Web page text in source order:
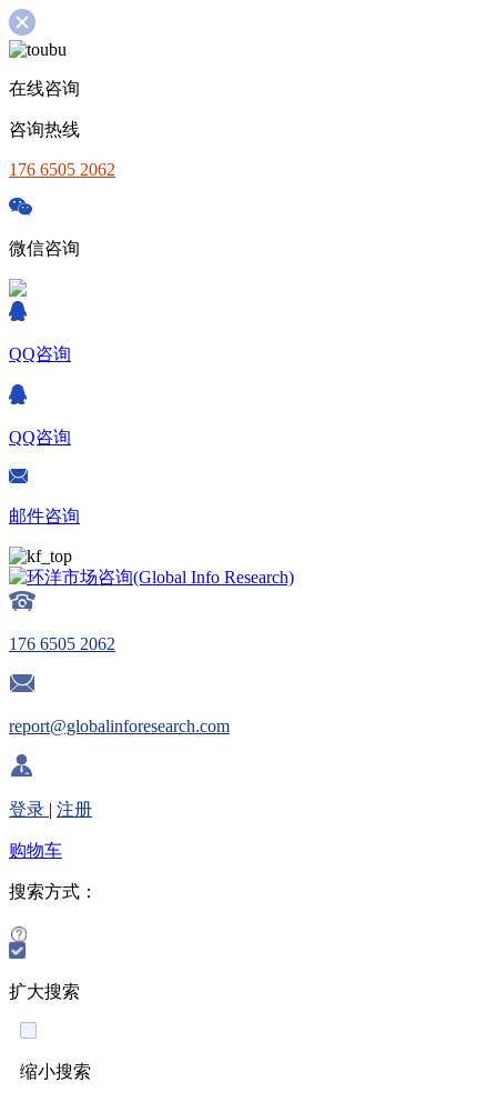
在线咨询
咨询热线
176 6505 2062
微信咨询
QQ咨询
QQ咨询
邮件咨询
176 6505 2062
report@globalinforesearch.com
登录 | 注册
购物车
搜索方式：
扩大搜索
缩小搜索